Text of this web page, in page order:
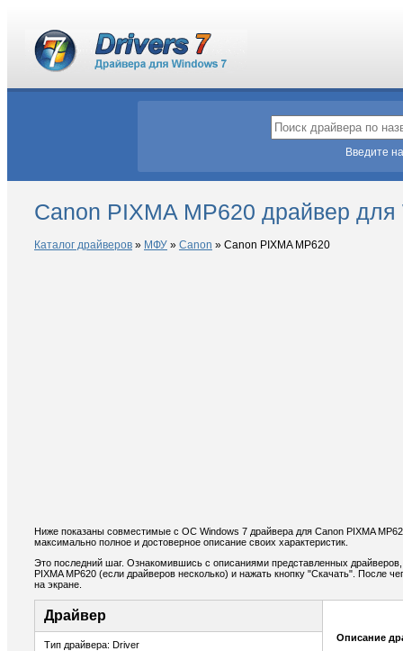
Введите
Canon PIXMA MP620 драйвер
Каталог драйверов » МФУ » Canon » Canon PIXMA MP620
Ниже показаны совместимые с ОС Windows 7 драйвера для Canon PIXMA
максимально полное и достоверное описание своих характеристик.
Это последний шаг. Ознакомившись с описаниями представленных
PIXMA MP620 (если драйверов несколько) и нажать кнопку "Скачать". После
на экране.
Драйвер
Тип драйвера: Driver
Описание